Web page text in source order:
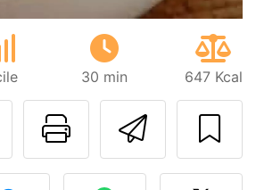
30 min 647 Kcal
Invia
Stampa la
Contatta l'autore
la foto di